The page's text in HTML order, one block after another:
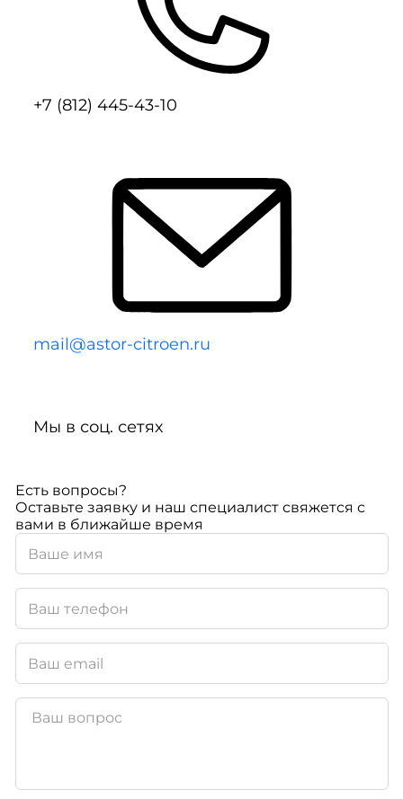
+7 (812) 445-43-10
mail@astor-citroen.ru
Мы в соц. сетях
Есть вопросы?
Оставьте заявку и наш специалист свяжется с
вами в ближайше время